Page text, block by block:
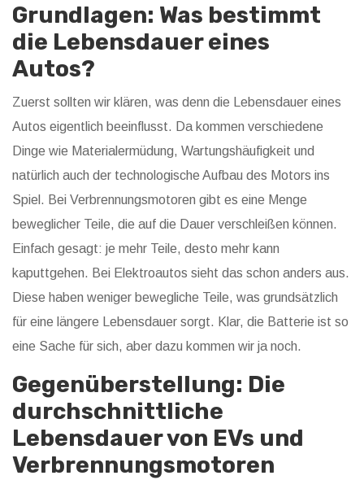
Grundlagen: Was bestimmt
die Lebensdauer eines
Autos?
Zuerst sollten wir klären, was denn die Lebensdauer eines
Autos eigentlich beeinflusst. Da kommen verschiedene
Dinge wie Materialermüdung, Wartungshäufigkeit und
natürlich auch der technologische Aufbau des Motors ins
Spiel. Bei Verbrennungsmotoren gibt es eine Menge
beweglicher Teile, die auf die Dauer verschleißen können.
Einfach gesagt: je mehr Teile, desto mehr kann
kaputtgehen. Bei Elektroautos sieht das schon anders aus.
Diese haben weniger bewegliche Teile, was grundsätzlich
für eine längere Lebensdauer sorgt. Klar, die Batterie ist so
eine Sache für sich, aber dazu kommen wir ja noch.
Gegenüberstellung: Die
durchschnittliche
Lebensdauer von EVs und
Verbrennungsmotoren